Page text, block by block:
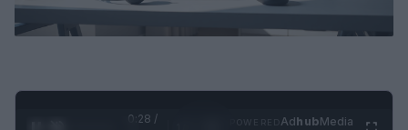
0:29 /
AdhubMedia